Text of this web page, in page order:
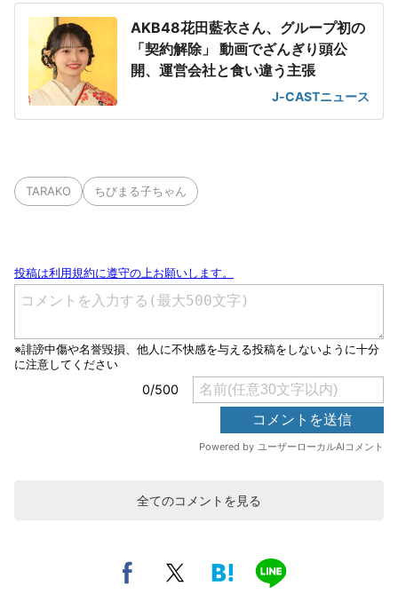
AKB48花田藍衣さん、グループ初の
「契約解除」 動画でざんぎり頭公
開、運営会社と食い違う主張
J-CASTニュース
TARAKO ちびまる子ちゃん
全てのコメントを見る